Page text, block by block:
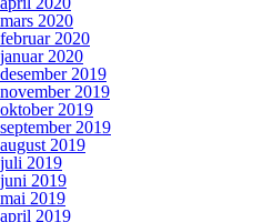
mars 2020
februar 2020
januar 2020
desember 2019
november 2019
oktober 2019
september 2019
august 2019
juli 2019
juni 2019
mai 2019
april 2019